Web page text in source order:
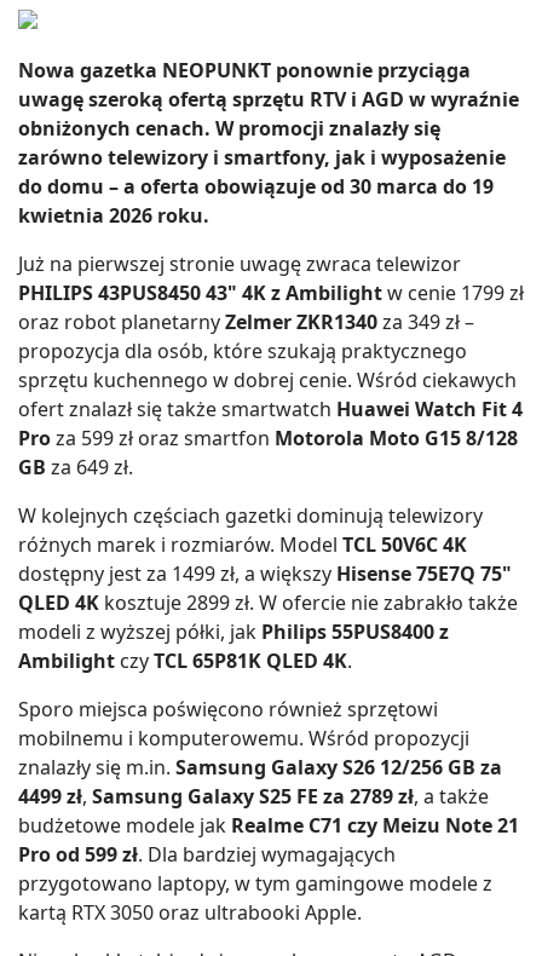
Nowa gazetka NEOPUNKT ponownie przyciąga
uwagę szeroką ofertą sprzętu RTV i AGD w wyraźnie
obniżonych cenach. W promocji znalazły się
zarówno telewizory i smartfony, jak i wyposażenie
do domu – a oferta obowiązuje od 30 marca do 19
kwietnia 2026 roku.
Już na pierwszej stronie uwagę zwraca telewizor
PHILIPS 43PUS8450 43" 4K z Ambilightw cenie 1799 zł
oraz robot planetarnyZelmer ZKR1340za 349 zł –
propozycja dla osób, które szukają praktycznego
sprzętu kuchennego w dobrej cenie. Wśród ciekawych
ofert znalazł się także smartwatch Huawei Watch Fit 4
Proza 599 zł oraz smartfon Motorola Moto G15 8/128
GB za 649 zł.
W kolejnych częściach gazetki dominują telewizory
różnych marek i rozmiarów. Model TCL 50V6C 4K
dostępny jest za 1499 zł, a większy Hisense 75E7Q 75"
QLED 4K kosztuje 2899 zł. W ofercie nie zabrakło także
modeli z wyższej półki, jak Philips 55PUS8400 z
Ambilight czyTCL 65P81K QLED 4K.
Sporo miejsca poświęcono również sprzętowi
mobilnemu i komputerowemu. Wśród propozycji
znalazły się m.in. Samsung Galaxy S26 12/256 GB za
4499 zł, Samsung Galaxy S25 FE za 2789 zł, a także
budżetowe modele jak Realme C71 czy Meizu Note 21
Pro od 599 zł. Dla bardziej wymagających
przygotowano laptopy, w tym gamingowe modele z
kartą RTX 3050 oraz ultrabooki Apple.